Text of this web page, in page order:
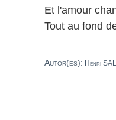
Et l'amour
Tout au fond
Autor(es): Henri